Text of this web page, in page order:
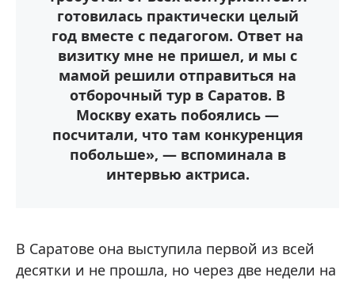
готовилась практически целый
год вместе с педагогом. Ответ на
визитку мне не пришел, и мы с
мамой решили отправиться на
отборочный тур в Саратов. В
Москву ехать побоялись —
посчитали, что там конкуренция
побольше», — вспоминала в
интервью актриса.
В Саратове она выступила первой из всей
десятки и не прошла, но через две недели на